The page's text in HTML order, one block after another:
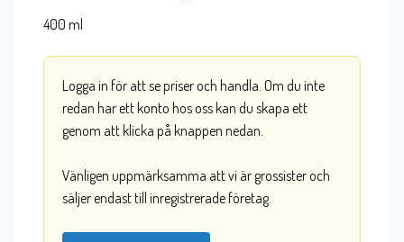
400 ml
Logga in för att se priser och handla. Om du inte
redan har ett konto hos oss kan du skapa ett
genom att klicka på knappen nedan.
Vänligen uppmärksamma att vi är grossister och
säljer endast till inregistrerade företag.